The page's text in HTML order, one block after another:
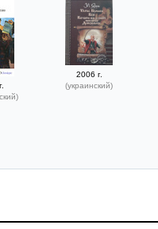
2006 г.
(украинский)